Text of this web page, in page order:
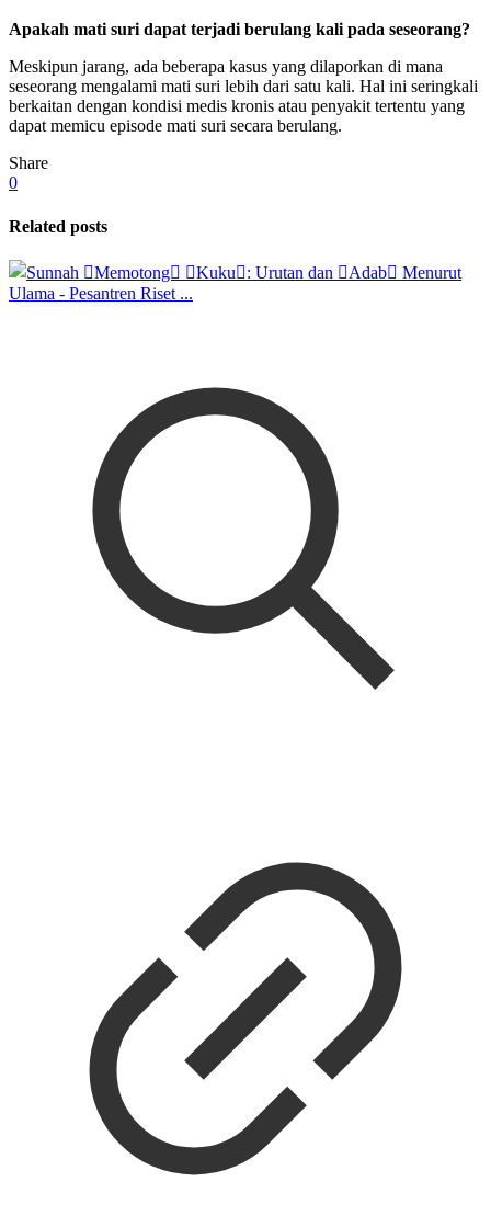
Apakah mati suri dapat terjadi berulang kali pada seseorang?
Meskipun jarang, ada beberapa kasus yang dilaporkan di mana
seseorang mengalami mati suri lebih dari satu kali. Hal ini seringkali
berkaitan dengan kondisi medis kronis atau penyakit tertentu yang
dapat memicu episode mati suri secara berulang.
Share
0
Related posts